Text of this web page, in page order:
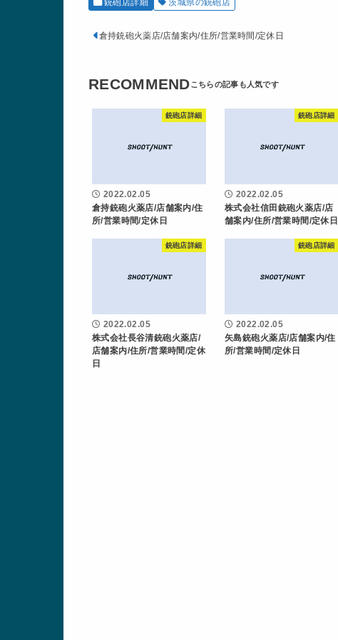
倉持銃砲火薬店/店舗案内/住所/営業時間/定休日
RECOMMEND
銃砲店詳細
2022.02.05
倉持銃砲火薬店/店舗案内/住
所/営業時間/定休日
銃砲店詳細
2022.02.05
株式会社信田銃砲火薬店/店
舗案内/住所/営業時間/定休日
銃砲店詳細
2022.02.05
株式会社長谷清銃砲火薬店/
店舗案内/住所/営業時間/定休
日
銃砲店詳細
2022.02.05
矢島銃砲火薬店/店舗案内/住
所/営業時間/定休日